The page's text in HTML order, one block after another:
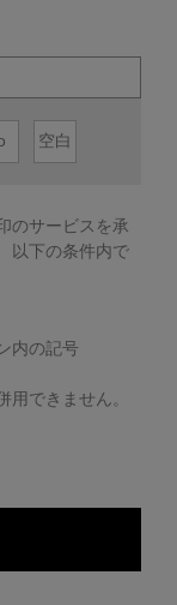
空白
のサービスを承
以下の条件内で
内の記号
できません。